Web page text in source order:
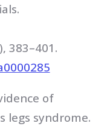
383–401.
of
legs syndrome.